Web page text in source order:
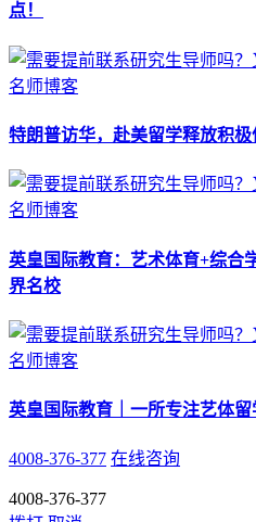
点！
名师博客
特朗普访华，赴美留学释放积极
名师博客
英皇国际教育：艺术体育+综合
界名校
名师博客
英皇国际教育｜一所专注艺体
4008-376-377 在线咨询
4008-376-377